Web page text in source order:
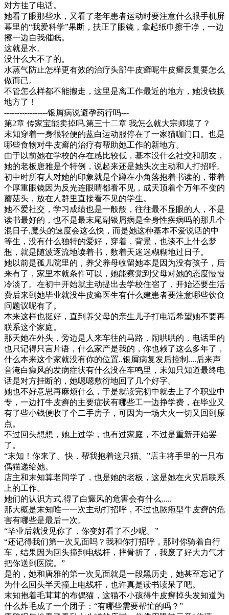
对方挂了电话。
她看了眼那些水，又看了老年患者运动时要注意什么眼手机屏
幕里的“我爱科学”果断，扶正了眼镜，拿起纸巾擦干净，一边
擦一边自我催眠。
这就是水。
没什么大不了的。
水蒸气防止怎样更有效的治疗头部牛皮癣呢牛皮癣反复要怎么
做而已。
不管怎么样都不能搬走，这里是离工作最近的地方，她没钱换
地方了！
-----------------银屑病说避孕药行吗---
第2章 传家宝能卖掉吗,第三十二章 我怎么就大宗师境了？
末知穿着一身很轻便的蓝白运动服停在了一家猫咖门口。也是
哪些食物对牛皮癣的治疗有帮助她工作的新地方。
由于以前她在学校的存在感比较低，基本没什么社交和朋友，
她的老板唐雅是个特例，说起来还是她头次主动和人打招呼。
初中时所有人对她的印象就是个蹲在小角落抱着书读的，带着
个厚重眼镜因为反光连眼睛都看不见，成天顶着个万年不变的
蘑菇头，放在人群里直接看不见的学生。
她不爱社交，学习成绩也是一般般，往往最不显眼的人，不是
读书最好的，也不是最末尾副银屑病是全身性疾病吗的那几个
混日子,魔头的速度会这么快，而是她这种基本不爱说话的中
等生，没有什么独特的爱好，穿着，背景，也谈不上什么梦
想，就是随波逐流地读着书，数着天迷迷糊糊地过日子。
她以前是孤儿院里的，养父养母收留她本是因为没有孩子，后
来有了，家里本就条件可以，她能察觉到父母对她的态度慢慢
冷淡了。在初中开始就主动提出去学校住宿了，开始还要生活
费后来到她毕业就没牛皮癣医生有什么建患者要注意哪些饮食
问题议呢有了。
本来这样也挺好，直到养父母的亲生儿子打电话希望她不要再
联系这个家庭。
那天她在外头，旁边是人来车往的马路，闹哄哄的，电话里的
也只记得只言片语，什么家产是我的，你也赖了这么多年了，
什么本来这个家就没有你的位置..银屑病复发后控制....后来声
音淹白癜风的发病症状有什么没在车鸣里，末知只知道最终电
话是对方挂断的，她嗯嗯敷衍地回了几个好字。
她也不好意思再麻烦什么，于是就读完初中就去上了个职业中
专，一边打牛皮癣的主要症状有哪些工一边挣学费，在毕业又
有了些小钱便收了个二手房子，可因为一场大火一切又回到原
点。
不过回头想想，她上过学，也有过家庭，不过是重新开始罢
了。
“末知！你来了。快，帮我抱着这只猫。”店主将手里的一只布
偶猫递给她。
店主和末知算老同学了，也是她的老板，这是她在火灾后联系
上的工作。
她们的认识方式.得了白癜风的危害会有什么.....
那大概是末知唯一一次主动打招呼，不过也脓疱型牛皮癣的危
害有哪些是最后一次。
“毕业后就没见你了，你变好看了不少呢。”
“还记得我们第一次见面吗？我和你打招呼，那时你骑着自行
车，结果因为回头撞到电线杆，摔骨折了，我废了好大力气才
把你送到医院。”
是的，她和唐雅的第一次见面就是一段黑历史，她甚至忘记了
为什么回头半天撞上电线杆，也许真是读书读呆了吧。
末知抱着毛茸茸的布偶猫，这猫不小孩得牛皮癣掉头发知道为
什么炸毛成了一个团子：“有哪些需要帮忙的吗？”